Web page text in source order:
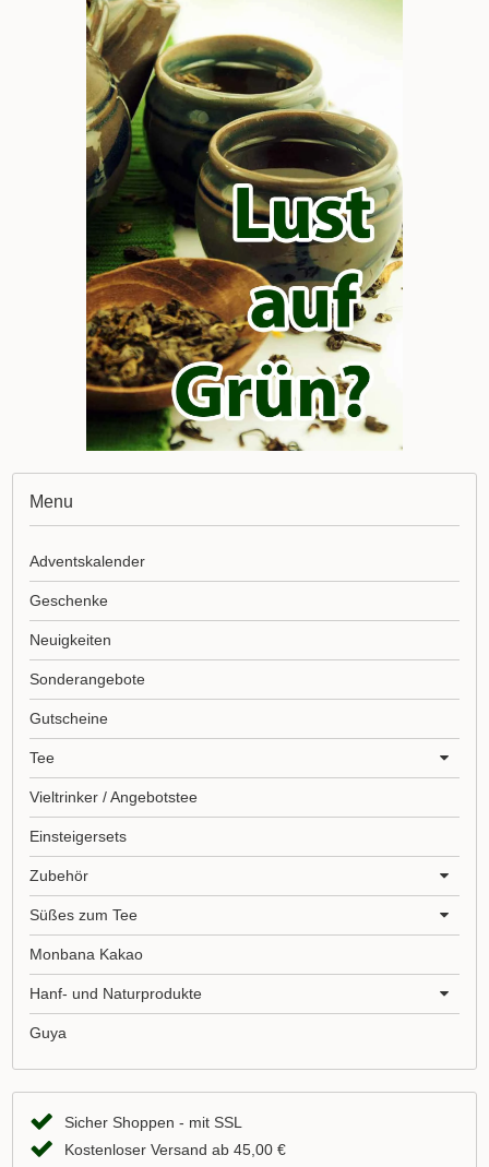
Menu
Adventskalender
Geschenke
Neuigkeiten
Sonderangebote
Gutscheine
Tee
Vieltrinker / Angebotstee
Einsteigersets
Zubehör
Süßes zum Tee
Monbana Kakao
Hanf- und Naturprodukte
Guya
Sicher Shoppen - mit SSL
Kostenloser Versand ab 45,00 €